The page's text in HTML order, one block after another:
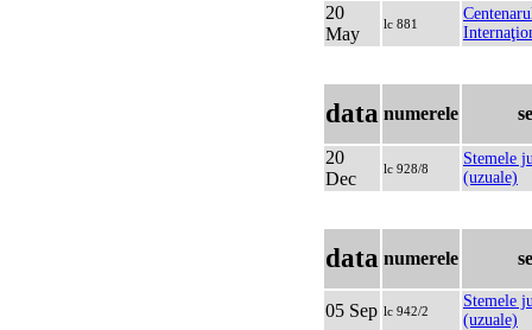
20
May
lc 881
data numerele
20
Dec
lc 928/8
Stemele
(uzuale)
data numerele
05 Sep lc 942/2
Stemele
(uzuale)